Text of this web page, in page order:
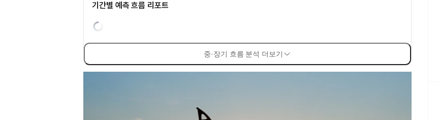
기간별 예측 흐름 리포트
중·장기 흐름 분석 더보기